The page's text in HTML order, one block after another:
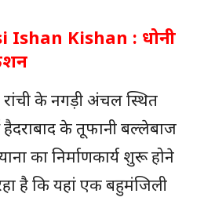
Ishan Kishan : धोनी
के नगड़ी अंचल स्थित
के तूफानी बल्लेबाज
का निर्माणकार्य शुरू होने
है कि यहां एक बहुमंजिली